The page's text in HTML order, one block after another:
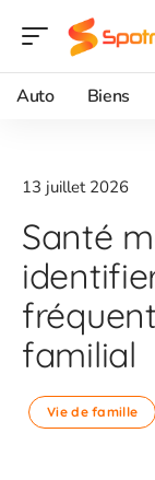
Auto Biens
13 juillet 2026
Santé
familial
Vie de famille